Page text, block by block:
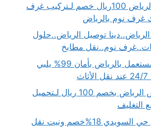
نقل غرف نوم بالرياض 100ريال خصم لـتركيب غرف
غرف نوم بالرياض
الرياض..دينا توصيل الرياض..حلول
نوم..نقل مطابخ
دينا تشيل اثاث مستعمل بالرياض بأمان 99% يلبي
دينه تحميل عفش الرياض بخصم 100 ريال لـتحميل
التغليف
ونيت نقل عفش حي السويدي 18%خصم ونيت نقل